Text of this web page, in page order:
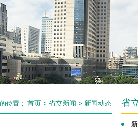
位置： 首页 > 省立新闻 > 新闻动态 省